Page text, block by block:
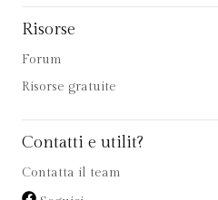
Risorse
Forum
Risorse gratuite
Contatti e utilit?
Contatta il team